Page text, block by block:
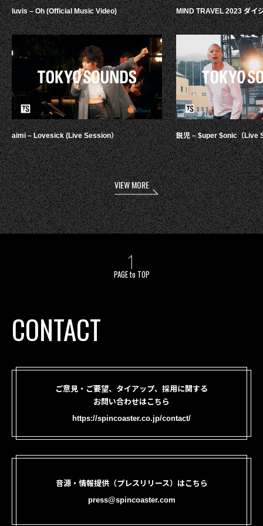
luvis – Oh (Official Music Video)
aimi – Lovesick (Live Session）
MIND TRAVEL 2023 ダイ
鋭児 – $uper $onic（Live
VIEW MORE
PAGE to TOP
CONTACT
ご意見・ご要望、タイアップ、採用に関する
お問い合わせはこちら
https://spincoaster.co.jp/contact/
音源・情報提供（プレスリリース）はこちら
press@spincoaster.com